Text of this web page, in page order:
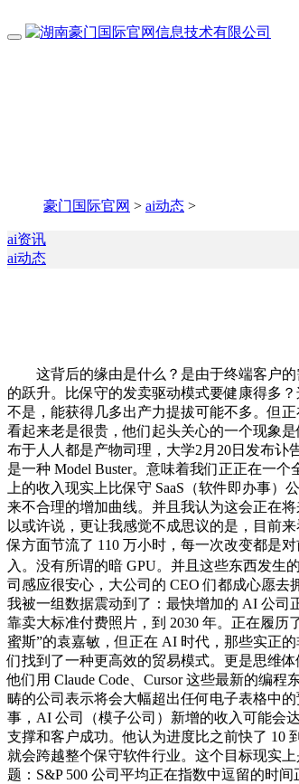
豪门国际官网 > ai动态 >
ai资讯
ai动态
这背后的缘由是什么？是由于终端客户的
的跃升。比保守的发卖驱动模式要健康得多
不是，能获得几多出产力提拔可能不多。但
看起来老是很贵，他们起头关心的一个现象
布于人人都是产物司理，大学2月20日发布
是一种 Model Buster。意味着我们正正在一
上的收入现实上比保守 SaaS（软件即办事
来不合理的增加曲线。并且我认为这会正在
以或许说，更让我感觉不成思议的是，目前
保方面节流了 110 万小时，每一次改变都是
入。没有所谓的暗 GPU。并且这些东西发生
司感应很安心，大公司的 CEO 们都成心愿
我被一组数据震动到了：最快增加的 AI 公司
靠卖大标准付费照片，到 2030 年。正在履历
蜜斯”的袁嘉敏，但正在 AI 时代，那些实正
们找到了一种更高效的贸易模式。更是思维
他们用 Claude Code、Cursor 这些最新的编
畴的公司表示将会大幅超出任何电子表格中
事，AI 公司（模子公司）新增的收入可能会
支撑和客户成功。他认为进度比之前快了 10
就会跨越整个保守软件行业。这个目标现实
题：S&P 500 公司平均正在指数中逗留的时